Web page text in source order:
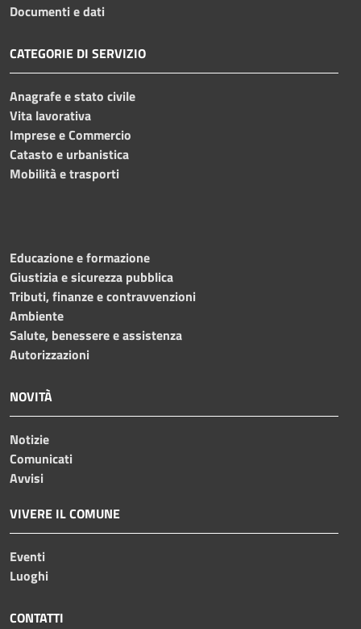
Documenti e dati
CATEGORIE DI SERVIZIO
Anagrafe e stato civile
Vita lavorativa
Imprese e Commercio
Catasto e urbanistica
Mobilità e trasporti
Educazione e formazione
Giustizia e sicurezza pubblica
Tributi, finanze e contravvenzioni
Ambiente
Salute, benessere e assistenza
Autorizzazioni
NOVITÀ
Notizie
Comunicati
Avvisi
VIVERE IL COMUNE
Eventi
Luoghi
CONTATTI